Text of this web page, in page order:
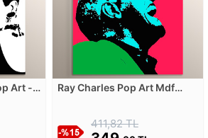
Art -
Ray Charles Pop Art Mdf
411,82 TL